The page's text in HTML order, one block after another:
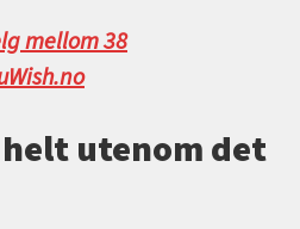
mellom 38
utenom det